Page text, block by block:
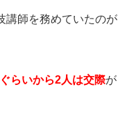
講師を務めていたのが
らいから2人は交際が